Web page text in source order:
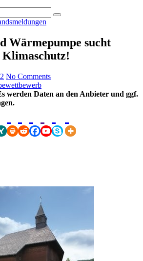
Wärmepumpe sucht
No Comments
wettbewerb
werden Daten an den Anbieter und ggf.